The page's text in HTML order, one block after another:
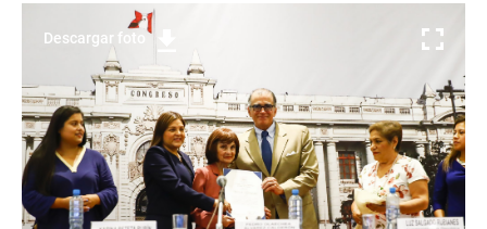
Descargar foto